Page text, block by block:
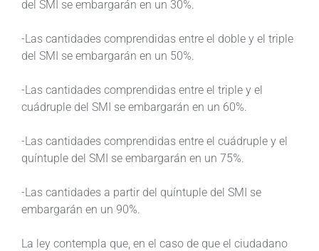
del SMI se embargarán en un 30%.
-Las cantidades comprendidas entre el doble y el triple
del SMI se embargarán en un 50%.
-Las cantidades comprendidas entre el triple y el
cuádruple del SMI se embargarán en un 60%.
-Las cantidades comprendidas entre el cuádruple y el
quíntuple del SMI se embargarán en un 75%.
-Las cantidades a partir del quíntuple del SMI se
embargarán en un 90%.
La ley contempla que, en el caso de que el ciudadano